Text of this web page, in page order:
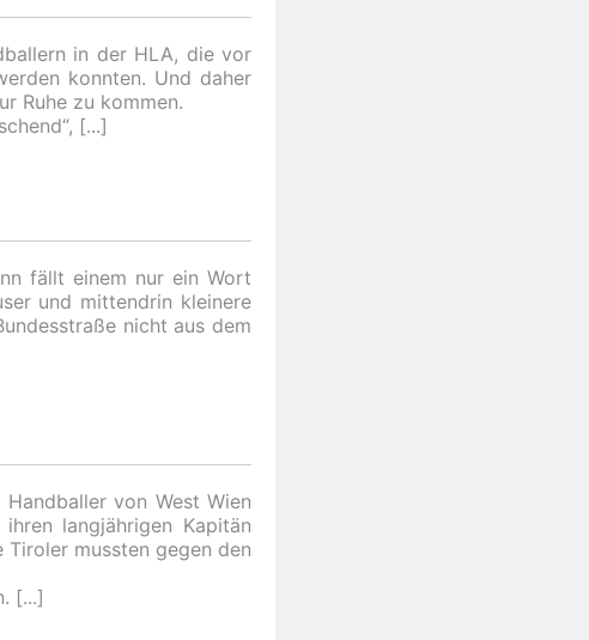
in der HLA, die vor
konnten. Und daher
Ruhe zu kommen.
fällt einem nur ein Wort
und mittendrin kleinere
nicht aus dem
von West Wien
langjährigen Kapitän
Tiroler mussten gegen den